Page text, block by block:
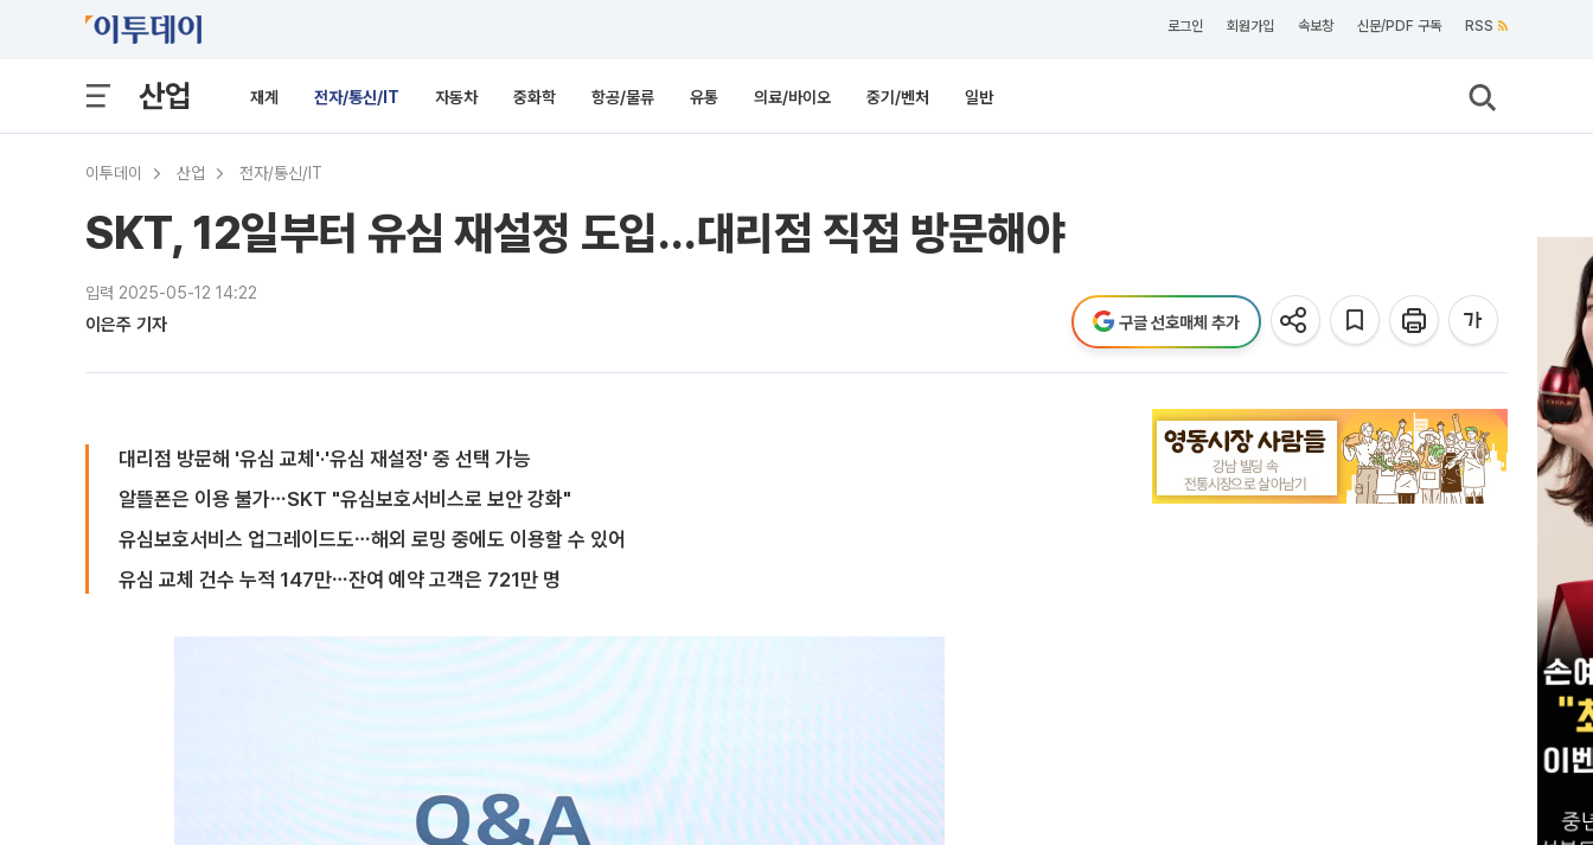
로그인 회원가입 속보창 신문/PDF 구독 RSS
산업 재계 전자/통신/IT 자동차 중화학 항공/물류 유통 의료/바이오 중기/벤처 일반
이투데이 산업 전자/통신/IT
SKT, 12일부터 유심 재설정 도입…대리점 직접 방문해야
입력 2025-05-12 14:22
이은주 기자 구글 선호매체 추가
대리점 방문해 '유심 교체'·'유심 재설정' 중 선택 가능
알뜰폰은 이용 불가⋯SKT "유심보호서비스로 보안 강화"
유심보호서비스 업그레이드도⋯해외 로밍 중에도 이용할 수 있어
유심 교체 건수 누적 147만⋯잔여 예약 고객은 721만 명